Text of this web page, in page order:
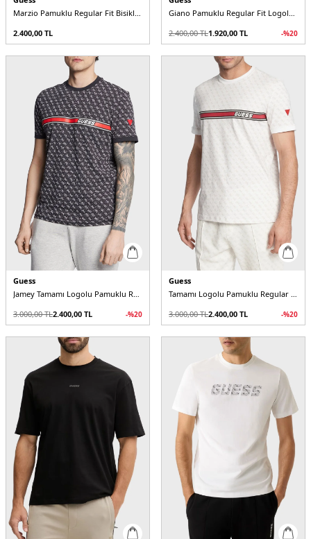
Marzio Pamuklu Regular Fit Bisiklet Yaka Z6RI17I3Z14 Erkek T Shirt
2.400,00 TL
Giano Pamuklu Regular Fit Logolu Bisiklet Yaka Z6RI16I3Z14 Erkek T Shirt
2.400,00TL1.920,00 TL -%20
Guess
Jamey Tamamı Logolu Pamuklu Regular Fit Z2BI09J1314 Erkek T Shirt
3.000,00TL2.400,00 TL -%20
Guess
Tamamı Logolu Pamuklu Regular Fit Bisiklet Yaka Z2BI09J1314 Erkek T Shirt
3.000,00TL2.400,00 TL -%20